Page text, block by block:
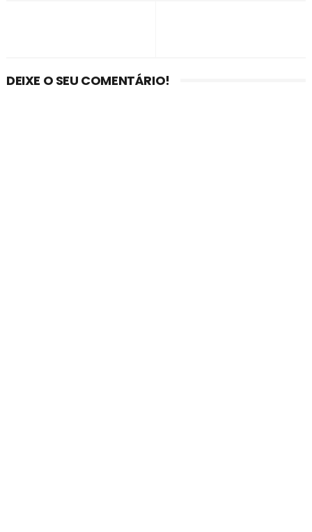
DEIXE O SEU COMENTÁRIO!